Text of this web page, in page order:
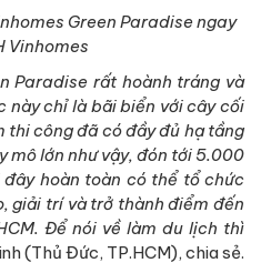
Green Paradise ngay
Vinhomes
Paradise rất hoành tráng và
này chỉ là bãi biển với cây cối
thi công đã có đầy đủ hạ tầng
mô lớn như vậy, đón tới 5.000
hoàn toàn có thể tổ chức
giải trí và trở thành điểm đến
Để nói về làm du lịch thì
(Thủ Đức, TP.HCM), chia sẻ.